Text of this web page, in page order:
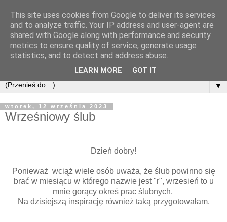
▼
wtorek, 12 września 2023
Wrześniowy ślub
Dzień dobry!
Ponieważ wciąż wiele osób uważa, że ślub powinno się
brać w miesiącu w którego nazwie jest "r", wrzesień to u
mnie gorący okreś prac ślubnych.
Na dzisiejszą inspirację również taką przygotowałam.
This site uses cookies from Google to deliver its services
and to analyze traffic. Your IP address and user-agent are
shared with Google along with performance and security
metrics to ensure quality of service, generate usage
statistics, and to detect and address abuse.
LEARN MORE GOT IT